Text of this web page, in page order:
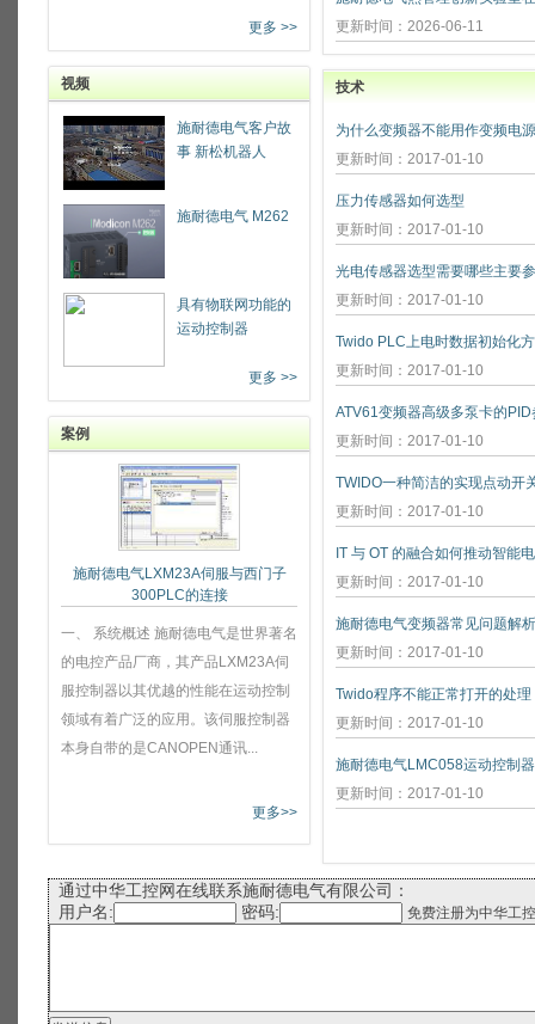
更多 >>
视频
施耐德电气客户故
事 新松机器人
施耐德电气 M262
具有物联网功能的
运动控制器
更多 >>
案例
施耐德电气LXM23A伺服与西门子
300PLC的连接
一、 系统概述 施耐德电气是世界著名
的电控产品厂商，其产品LXM23A伺
服控制器以其优越的性能在运动控制
领域有着广泛的应用。该伺服控制器
本身自带的是CANOPEN通讯...
更多>>
更新时间：2026-06-11
技术
为什么变频器不能用作变频电
更新时间：2017-01-10
压力传感器如何选型
更新时间：2017-01-10
光电传感器选型需要哪些主要
更新时间：2017-01-10
Twido PLC上电时数据初始化
更新时间：2017-01-10
ATV61变频器高级多泵卡的
更新时间：2017-01-10
TWIDO一种简洁的实现点动开
更新时间：2017-01-10
IT 与 OT 的融合如何推动智能
更新时间：2017-01-10
施耐德电气变频器常见问题解析
更新时间：2017-01-10
Twido程序不能正常打开的处理
更新时间：2017-01-10
施耐德电气LMC058运动控制
更新时间：2017-01-10
通过中华工控网在线联系施耐德电气有限公司：
用户名:
密码: 免费注册为中华工